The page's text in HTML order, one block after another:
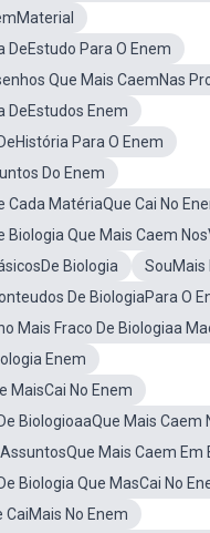
DeEstudo Para O Enem
Que Mais CaemNas
DeEstudos Enem
Para O Enem
Do Enem
Cada MatériaQue Cai No
Biologia Que Mais Caem
Biologia
SouMais
De BiologiaPara O
Mais Fraco De Biologiaa
Enem
MaisCai No Enem
BiologioaaQue Mais Caem
Mais Caem Em
Biologia Que MasCai No
CaiMais No Enem